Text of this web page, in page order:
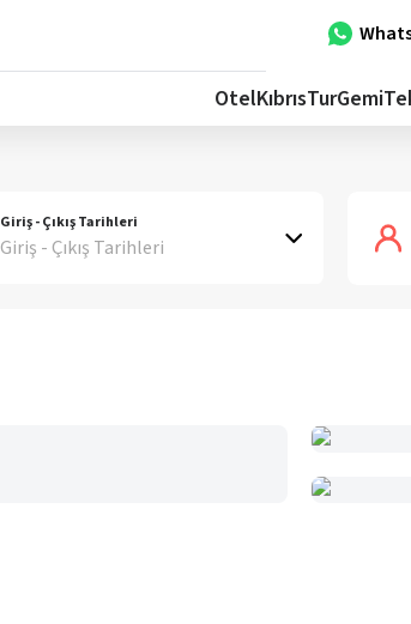
OtelKıbrısTurGemi
Giriş - Çıkış Tarihleri
Giriş - Çıkış Tarihleri